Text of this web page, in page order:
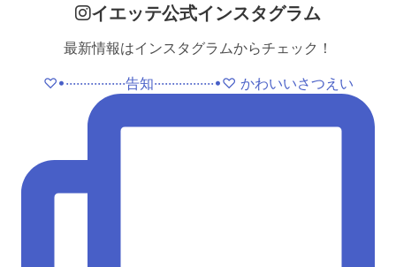
イエッテ公式インスタグラム
最新情報はインスタグラムからチェック！
♡•·················告知·················•♡ かわいいさつえい